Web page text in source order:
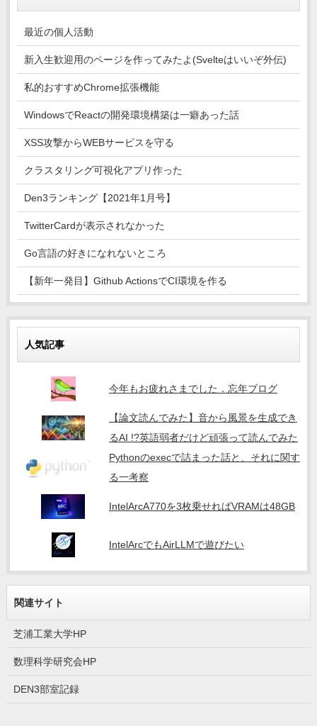
最近の個人活動
新入生歓迎用のページを作ってみたよ(Svelteはいいぞ外伝)
私的おすすめChrome拡張機能
WindowsでReactの開発環境構築は一癖あった話
XSS攻撃からWEBサービスを守る
クラスタリング可視化アプリ作った
Den3ランキング【2021年1月号】
TwitterCardが表示されなかった
Go言語の好きになれないところ
【新年一発目】Github ActionsでCI環境を作る
人気記事
今年もお疲れさまでした．忘年ブログ
【論文読んでみた】音から風景を生成でき
るAI !?英語弱者だけど頑張って読んでみた
Pythonのexecで詰まった話と、それに関す
る一考察
IntelArcA770を3枚乗せればVRAMは48GB
IntelArcでもAirLLMで遊びたい
関連サイト
芝浦工業大学HP
数理科学研究会HP
DEN3部室記録